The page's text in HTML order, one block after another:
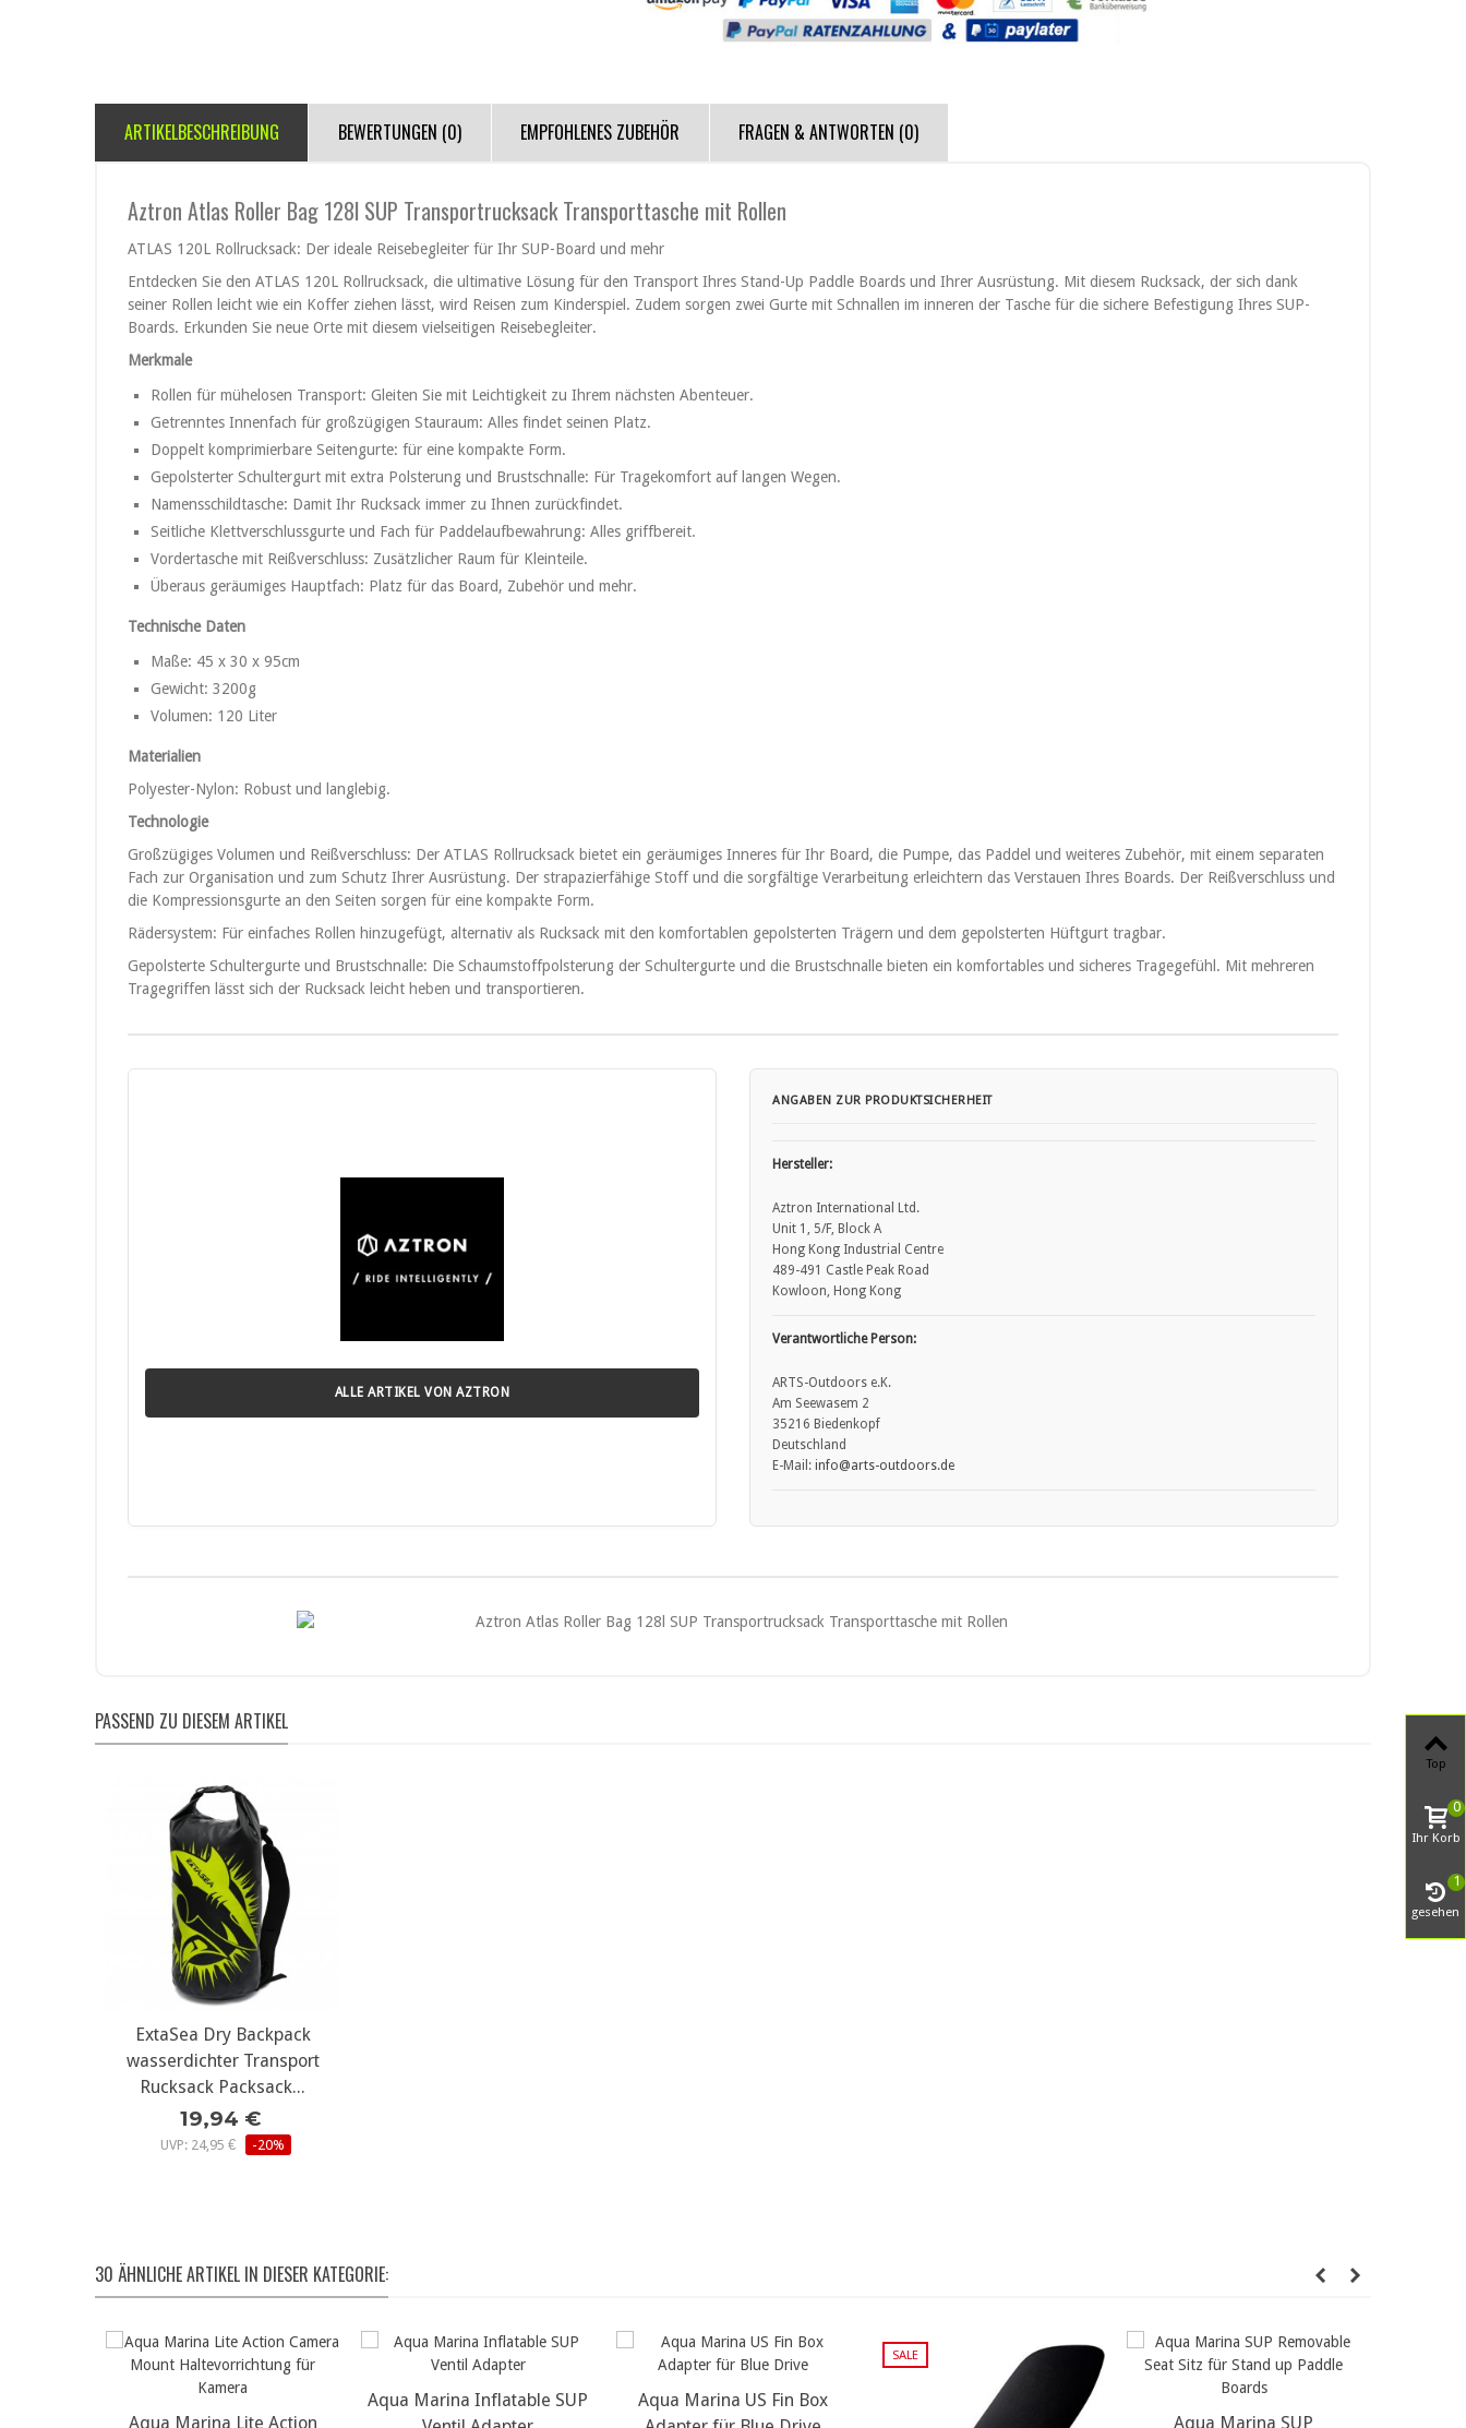
ARTIKELBESCHREIBUNG BEWERTUNGEN (0) EMPFOHLENES ZUBEHÖR FRAGEN & ANTWORTEN (0)
Aztron Atlas Roller Bag 128l SUP Transportrucksack Transporttasche mit Rollen
ATLAS 120L Rollrucksack: Der ideale Reisebegleiter für Ihr SUP-Board und mehr
Entdecken Sie den ATLAS 120L Rollrucksack, die ultimative Lösung für den Transport Ihres Stand-Up Paddle Boards und Ihrer Ausrüstung. Mit diesem Rucksack, der sich dank
seiner Rollen leicht wie ein Koffer ziehen lässt, wird Reisen zum Kinderspiel. Zudem sorgen zwei Gurte mit Schnallen im inneren der Tasche für die sichere Befestigung Ihres SUP-
Boards. Erkunden Sie neue Orte mit diesem vielseitigen Reisebegleiter.
Merkmale
Rollen für mühelosen Transport: Gleiten Sie mit Leichtigkeit zu Ihrem nächsten Abenteuer.
Getrenntes Innenfach für großzügigen Stauraum: Alles findet seinen Platz.
Doppelt komprimierbare Seitengurte: für eine kompakte Form.
Gepolsterter Schultergurt mit extra Polsterung und Brustschnalle: Für Tragekomfort auf langen Wegen.
Namensschildtasche: Damit Ihr Rucksack immer zu Ihnen zurückfindet.
Seitliche Klettverschlussgurte und Fach für Paddelaufbewahrung: Alles griffbereit.
Vordertasche mit Reißverschluss: Zusätzlicher Raum für Kleinteile.
Überaus geräumiges Hauptfach: Platz für das Board, Zubehör und mehr.
Technische Daten
Maße: 45 x 30 x 95cm
Gewicht: 3200g
Volumen: 120 Liter
Materialien
Polyester-Nylon: Robust und langlebig.
Technologie
Großzügiges Volumen und Reißverschluss: Der ATLAS Rollrucksack bietet ein geräumiges Inneres für Ihr Board, die Pumpe, das Paddel und weiteres Zubehör, mit einem separaten
Fach zur Organisation und zum Schutz Ihrer Ausrüstung. Der strapazierfähige Stoff und die sorgfältige Verarbeitung erleichtern das Verstauen Ihres Boards. Der Reißverschluss und
die Kompressionsgurte an den Seiten sorgen für eine kompakte Form.
Rädersystem: Für einfaches Rollen hinzugefügt, alternativ als Rucksack mit den komfortablen gepolsterten Trägern und dem gepolsterten Hüftgurt tragbar.
Gepolsterte Schultergurte und Brustschnalle: Die Schaumstoffpolsterung der Schultergurte und die Brustschnalle bieten ein komfortables und sicheres Tragegefühl. Mit mehreren
Tragegriffen lässt sich der Rucksack leicht heben und transportieren.
ALLE ARTIKEL VON AZTRON
ANGABEN ZUR PRODUKTSICHERHEIT
Hersteller:
Aztron International Ltd.
Unit 1, 5/F, Block A
Hong Kong Industrial Centre
489-491 Castle Peak Road
Kowloon, Hong Kong
Verantwortliche Person:
ARTS-Outdoors e.K.
Am Seewasem 2
35216 Biedenkopf
Deutschland
E-Mail: info@arts-outdoors.de
PASSEND ZU DIESEM ARTIKEL
weitere Infos...
ExtaSea Dry Backpack
wasserdichter Transport
Rucksack Packsack...
19,94 €
UVP: 24,95 € -20%
30 ÄHNLICHE ARTIKEL IN DIESER KATEGORIE:
weitere Infos...
Aqua Marina Lite Action
weitere Infos...
Aqua Marina Inflatable SUP
weitere Infos...
Aqua Marina US Fin Box
SALE
weitere Infos...
Aqua Marina SUP
Top
Ihr Korb
0
gesehen
1